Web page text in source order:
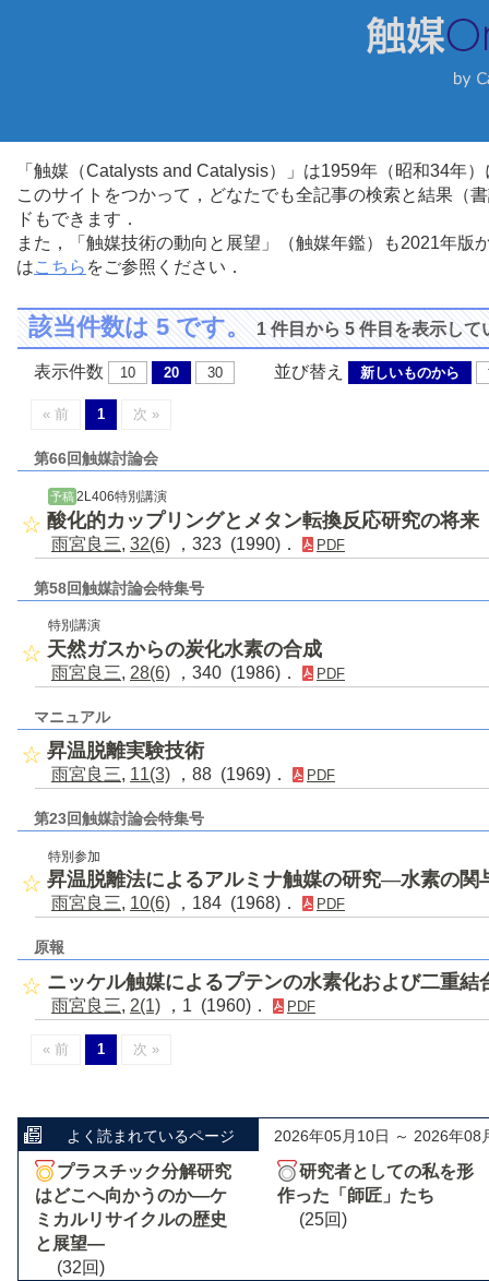
「触媒（Catalysts and Catalysis）」は1959年（昭和34年
このサイトをつかって，どなたでも全記事の検索と結果（
ドもできます．
また，「触媒技術の動向と展望」（触媒年鑑）も2021年
はこちら をご参照ください．
該当件数は 5 です。1 件目から 5 件目を表示して
表示件数 10 20 30 並び替え 新しいものから
« 前 1 次 »
第66回触媒討論会
予稿 2L406特別講演
酸化的カップリングとメタン転換反応研究の将来
雨宮良三, 32(6) ，323 (1990)． PDF
第58回触媒討論会特集号
特別講演
天然ガスからの炭化水素の合成
雨宮良三, 28(6) ，340 (1986)． PDF
マニュアル
昇温脱離実験技術
雨宮良三, 11(3) ，88 (1969)． PDF
第23回触媒討論会特集号
特別参加
昇温脱離法によるアルミナ触媒の研究―水素の関
雨宮良三, 10(6) ，184 (1968)． PDF
原報
ニッケル触媒によるプテンの水素化および二重結
雨宮良三, 2(1) ，1 (1960)． PDF
« 前 1 次 »
よく読まれているページ 2026年05月10日 ～ 2026年08
プラスチック分解研究
はどこへ向かうのか―ケ
ミカルリサイクルの歴史
と展望―
(32回)
研究者としての私を形
作った「師匠」たち
(25回)